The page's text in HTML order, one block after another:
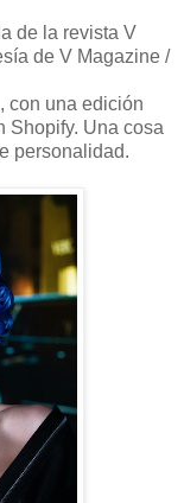
de la revista V
de V Magazine /
con una edición
Shopify. Una cosa
personalidad.